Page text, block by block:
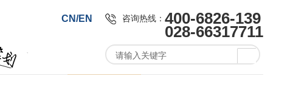
CN/EN 咨询热线： 400-6826-139
028-66317711